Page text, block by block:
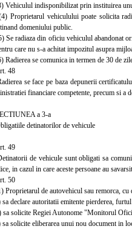
Vehiculul indisponibilizat prin instituirea
Proprietarul vehiculului poate solicita
domeniului public.
Se radiaza din oficiu vehiculul abandonat
care nu s-a achitat impozitul asupra
Radierea se comunica in termen de 30 de
48
se face pe baza depunerii
financiare competente, precum si a
a 3-a
detinatorilor de vehicule
49
de vehicule sunt obligati sa
in cazul in care aceste persoane au
50
Proprietarul de autovehicul sau remorca, cu
declare autoritatii emitente pierderea,
solicite Regiei Autonome "Monitorul
solicite eliberarea unui nou document in